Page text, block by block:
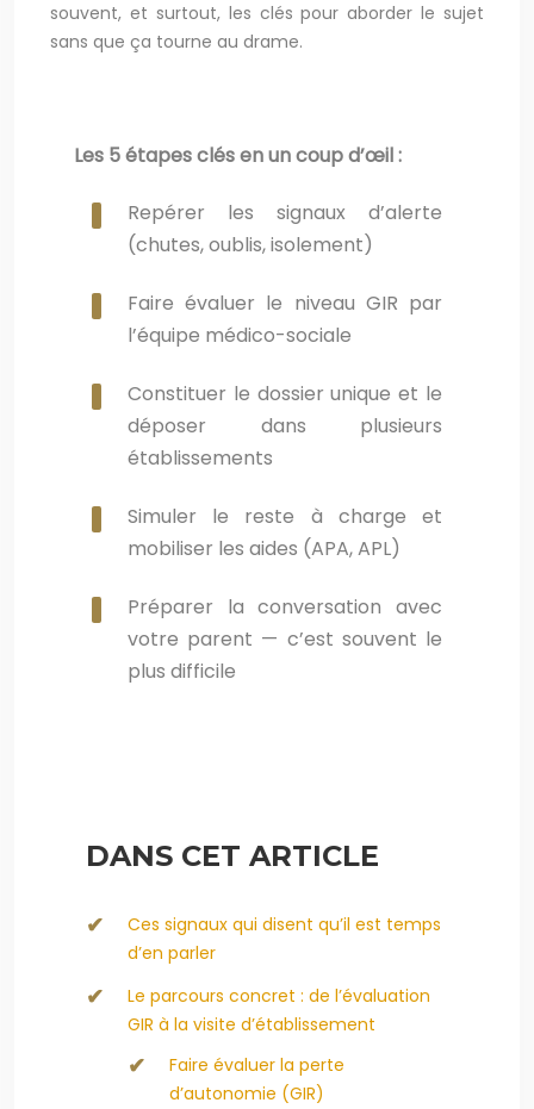
souvent, et surtout, les clés pour aborder le sujet
sans que ça tourne au drame.
Les 5 étapes clés en un coup d’œil :
Repérer les signaux d’alerte
(chutes, oublis, isolement)
Faire évaluer le niveau GIR par
l’équipe médico-sociale
Constituer le dossier unique et le
déposer dans plusieurs
établissements
Simuler le reste à charge et
mobiliser les aides (APA, APL)
Préparer la conversation avec
votre parent — c’est souvent le
plus difficile
DANS CET ARTICLE
Ces signaux qui disent qu’il est temps
d’en parler
Le parcours concret : de l’évaluation
GIR à la visite d’établissement
Faire évaluer la perte
d’autonomie (GIR)